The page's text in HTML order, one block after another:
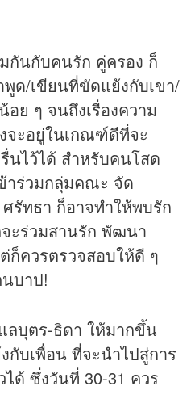
กันกับคนรัก คู่ครอง ก็
พูด/เขียนที่ขัดแย้งกับเขา/
อย ๆ จนถึงเรื่องความ
จะอยู่ในเกณฑ์ดีที่จะ
นไว้ได้ สำหรับคนโสด
าร่วมกลุ่มคณะ จัด
รัทธา ก็อาจทำให้พบรัก
ะร่วมสานรัก พัฒนา
ควรตรวจสอบให้ดี ๆ
บาป!
ลบุตร-ธิดา ให้มากขึ้น
กับเพื่อน ที่จะนำไปสู่การ
ได้ ซึ่งวันที่ 30-31 ควร